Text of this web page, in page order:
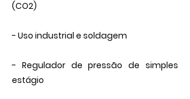
(CO2)
- Uso industrial e soldagem
- Regulador de pressão de simples
estágio